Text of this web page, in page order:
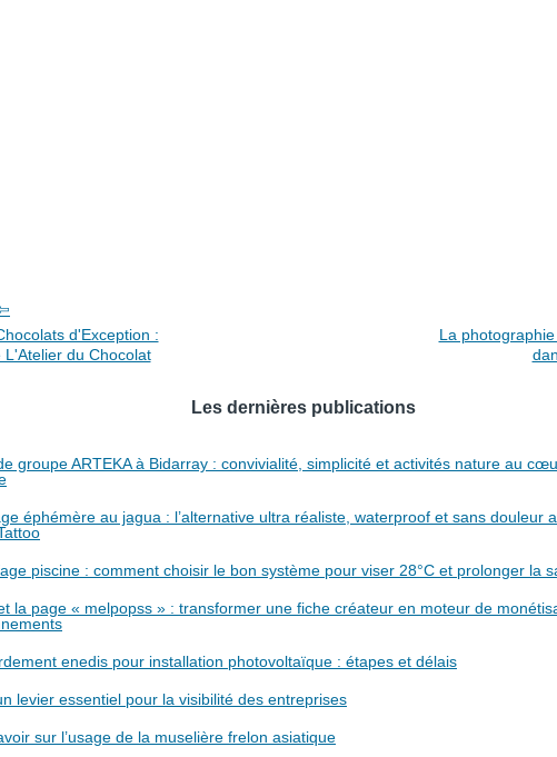
d'Exception :
du Chocolat
La
Les dernières publications
groupe ARTEKA à Bidarray : convivialité, simplicité et activités nature au
éphémère au jagua : l’alternative ultra réaliste, waterproof et sans douleur
piscine : comment choisir le bon système pour viser 28°C et prolonger la
la page « melpopss » : transformer une fiche créateur en moteur de
enedis pour installation photovoltaïque : étapes et délais
levier essentiel pour la visibilité des entreprises
sur l’usage de la muselière frelon asiatique